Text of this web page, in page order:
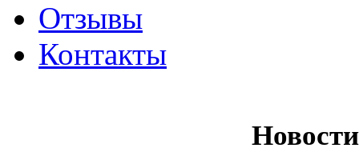
Отзывы
Контакты
Новости